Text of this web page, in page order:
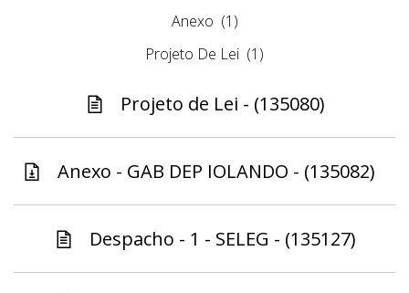
Anexo (1)
Projeto De Lei (1)
Projeto de Lei - (135080)
Anexo - GAB DEP IOLANDO - (135082)
Despacho - 1 - SELEG - (135127)